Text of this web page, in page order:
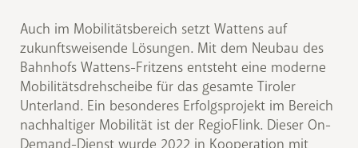
Auch im Mobilitätsbereich setzt Wattens auf
zukunftsweisende Lösungen. Mit dem Neubau des
Bahnhofs Wattens-Fritzens entsteht eine moderne
Mobilitätsdrehscheibe für das gesamte Tiroler
Unterland. Ein besonderes Erfolgsprojekt im Bereich
nachhaltiger Mobilität ist der RegioFlink. Dieser On-
Demand-Dienst wurde 2022 in Kooperation mit